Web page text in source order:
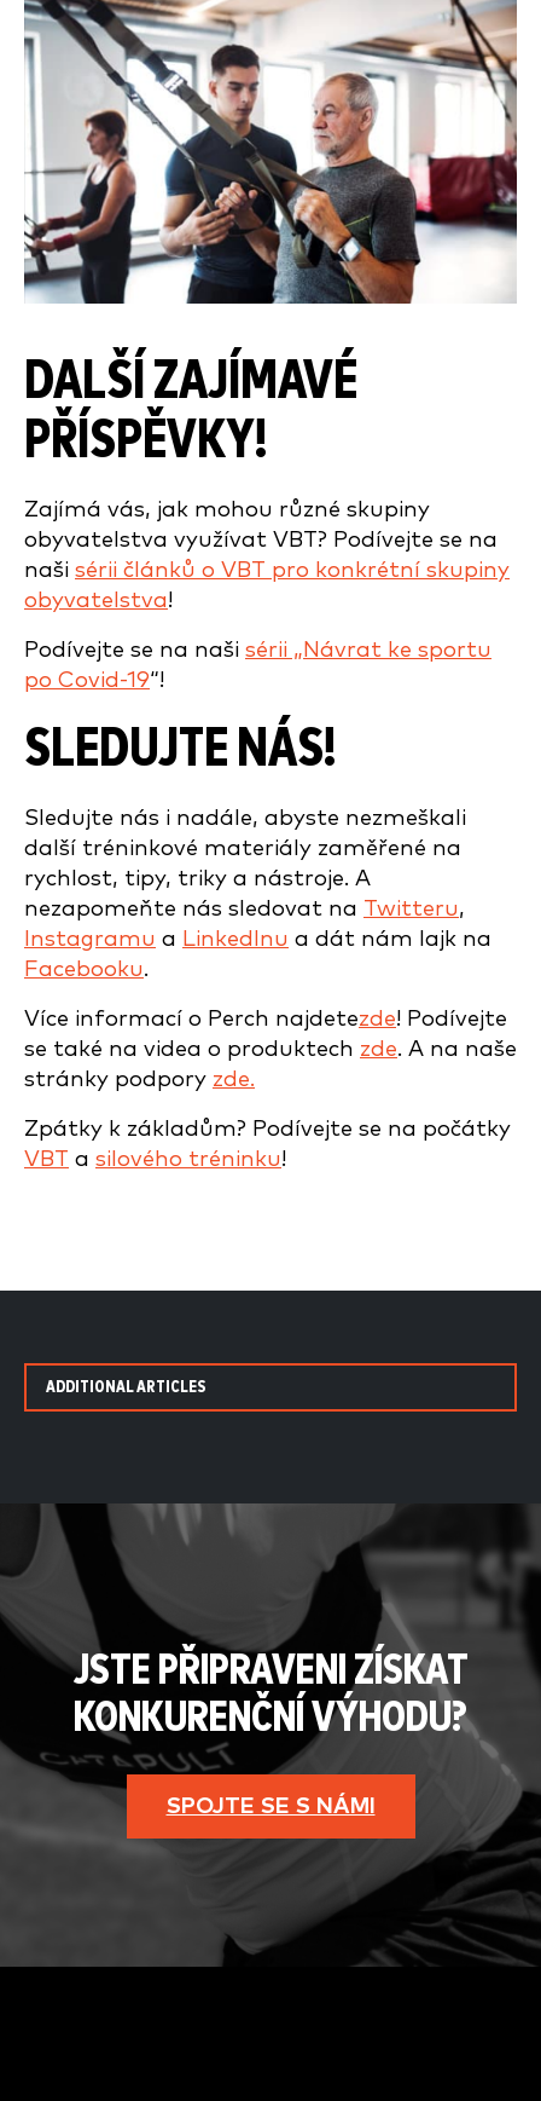
DALŠÍ ZAJÍMAVÉ
PŘÍSPĚVKY!
Zajímá vás, jak mohou různé skupiny
obyvatelstva využívat VBT? Podívejte se na
naši sérii článků o VBT pro konkrétní skupiny
obyvatelstva!
Podívejte se na naši sérii „Návrat ke sportu
po Covid-19“!
SLEDUJTE NÁS!
Sledujte nás i nadále, abyste nezmeškali
další tréninkové materiály zaměřené na
rychlost, tipy, triky a nástroje. A
nezapomeňte nás sledovat na Twitteru,
Instagramu a LinkedInu a dát nám lajk na
Facebooku.
Více informací o Perch najdetezde! Podívejte
se také na videa o produktech zde. A na naše
stránky podpory zde.
Zpátky k základům? Podívejte se na počátky
VBT a silového tréninku!
ADDITIONAL ARTICLES
JSTE PŘIPRAVENI ZÍSKAT
KONKURENČNÍ VÝHODU?
SPOJTE SE S NÁMI